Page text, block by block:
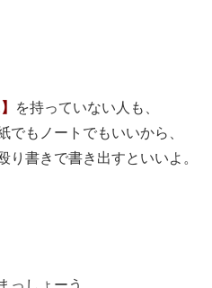
を持っていない人も、
でもノートでもいいから、
り書きで書き出すといいよ。